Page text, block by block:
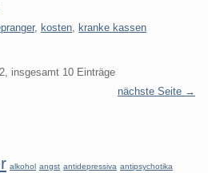
, kosten kranke kassen
insgesamt 10 Einträge
nächste Seite →
alkohol angst antidepressiva antipsychotika